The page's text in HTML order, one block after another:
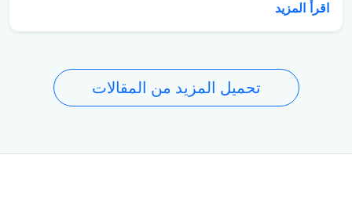
اقرأ المزيد
تحميل المزيد من المقالات